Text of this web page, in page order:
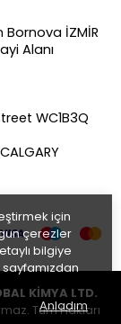
için
çerezler
bilgiye
sayfamızdan
Anladım
İZMİR
Alanı
WC1B3Q
KİMYA LTD.
Tüm Hakları